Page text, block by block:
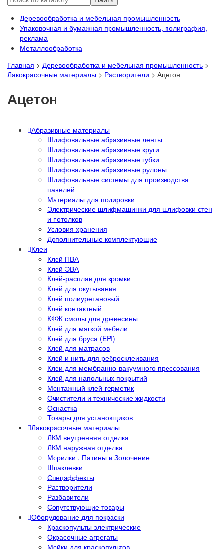
Деревообработка и мебельная промышленность
Упаковочная и бумажная промышленность, полиграфия,
реклама
Металлообработка
Главная > Деревообработка и мебельная промышленность >
Лакокрасочные материалы > Растворители > Ацетон
Ацетон
Абразивные материалы
Шлифовальные абразивные ленты
Шлифовальные абразивные круги
Шлифовальные абразивные губки
Шлифовальные абразивные рулоны
Шлифовальные системы для производства
панелей
Материалы для полировки
Электрические шлифмашинки для шлифовки стен
и потолков
Условия хранения
Дополнительные комплектующие
Клеи
Клей ПВА
Клей ЭВА
Клей-расплав для кромки
Клей для окутывания
Клей полиуретановый
Клей контактный
КФЖ смолы для древесины
Клей для мягкой мебели
Клей для бруса (EPI)
Клей для матрасов
Клей и нить для ребросклеивания
Клеи для мембранно-вакуумного прессования
Клей для напольных покрытий
Монтажный клей-герметик
Очистители и технические жидкости
Оснастка
Товары для установщиков
Лакокрасочные материалы
ЛКМ внутренняя отделка
ЛКМ наружная отделка
Морилки , Патины и Золочение
Шпаклевки
Спецэффекты
Растворители
Разбавители
Сопутствующие товары
Оборудование для покраски
Краскопульты электрические
Окрасочные агрегаты
Мойки для краскопультов